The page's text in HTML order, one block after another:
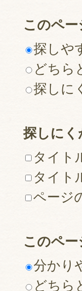
このペ
探しや
どちら
探しに
探しにく
タイト
タイト
ページ
このペ
分かり
どちら